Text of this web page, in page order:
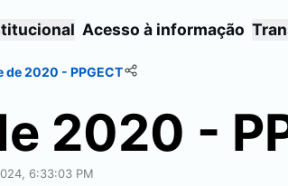
Acesso à informação
de 2020 - PPGECT
2020 -
6:33:03 PM